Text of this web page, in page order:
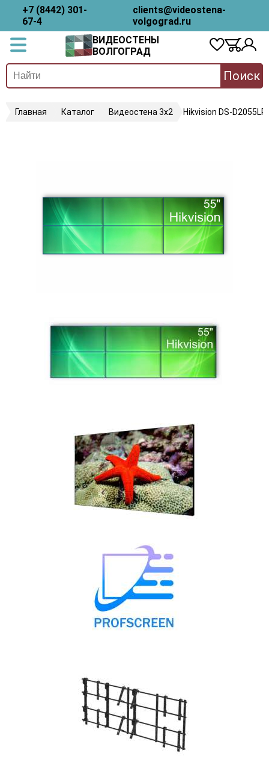
+7 (8442) 301-
67-4
clients@videostena-
volgograd.ru
ВИДЕОСТЕНЫ
ВОЛГОГРАД
Поиск
Главная Каталог Видеостена 3х2 Hikvision DS-